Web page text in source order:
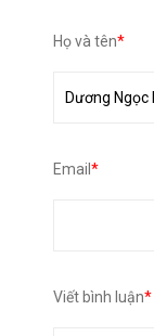
Họ và tên*
Email*
Viết bình luận*